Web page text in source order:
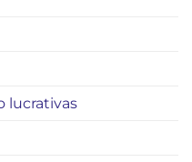
lucrativas